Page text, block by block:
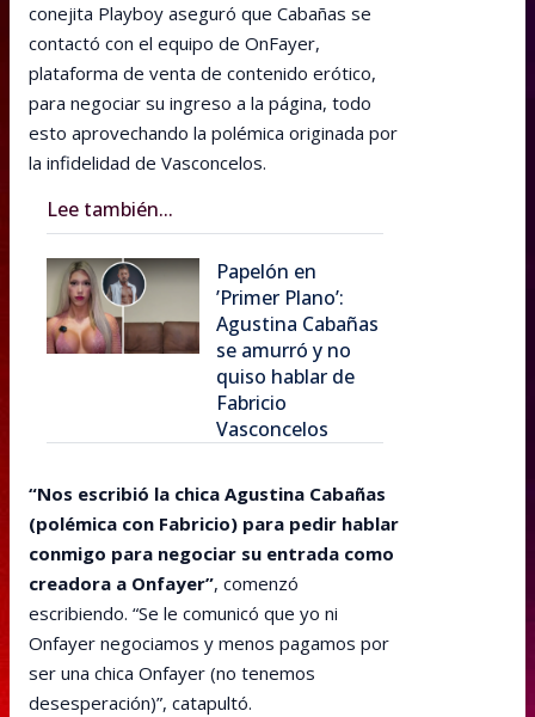
conejita Playboy aseguró que Cabañas se
contactó con el equipo de OnFayer,
plataforma de venta de contenido erótico,
para negociar su ingreso a la página, todo
esto aprovechando la polémica originada por
la infidelidad de Vasconcelos.
Lee también...
Papelón en
’Primer Plano’:
Agustina Cabañas
se amurró y no
quiso hablar de
Fabricio
Vasconcelos
“Nos escribió la chica Agustina Cabañas
(polémica con Fabricio) para pedir hablar
conmigo para negociar su entrada como
creadora a Onfayer”, comenzó
escribiendo. “Se le comunicó que yo ni
Onfayer negociamos y menos pagamos por
ser una chica Onfayer (no tenemos
desesperación)”, catapultó.